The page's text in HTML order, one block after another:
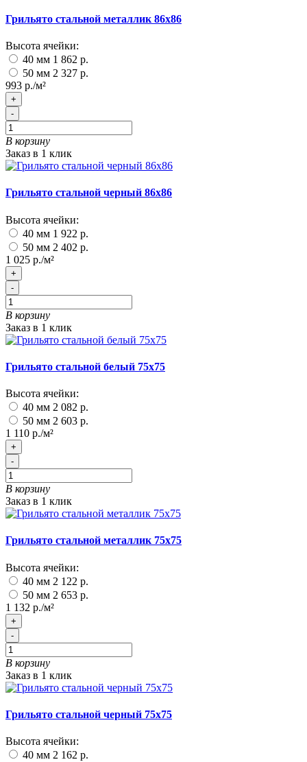
Грильято стальной металлик 86х86
Высота ячейки:
40 мм 1 862 р.
50 мм 2 327 р.
993 р./м²
+
-
В корзину
Заказ в 1 клик
Грильято стальной черный 86х86
Высота ячейки:
40 мм 1 922 р.
50 мм 2 402 р.
1 025 р./м²
+
-
В корзину
Заказ в 1 клик
Грильято стальной белый 75х75
Высота ячейки:
40 мм 2 082 р.
50 мм 2 603 р.
1 110 р./м²
+
-
В корзину
Заказ в 1 клик
Грильято стальной металлик 75х75
Высота ячейки:
40 мм 2 122 р.
50 мм 2 653 р.
1 132 р./м²
+
-
В корзину
Заказ в 1 клик
Грильято стальной черный 75х75
Высота ячейки:
40 мм 2 162 р.